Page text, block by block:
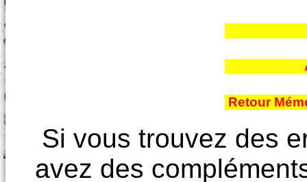
Retour
Si vous trouvez des
avez des